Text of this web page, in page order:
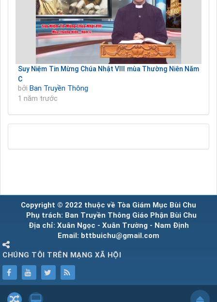
Suy Niệm Tin Mừng Chúa Nhật VIII mùa Thường Niên Năm
C
bởi Ban Truyền Thông
1 năm trước
Copyright © 2022 thuộc về Tòa Giám Mục Bùi Chu
Phụ trách: Ban Truyền Thông Giáo Phận Bùi Chu
Địa chỉ: Xuân Ngọc - Xuân Trường - Nam Định
Email: bttbuichu@gmail.com
CHÚNG TÔI TRÊN MẠNG XÃ HỘI